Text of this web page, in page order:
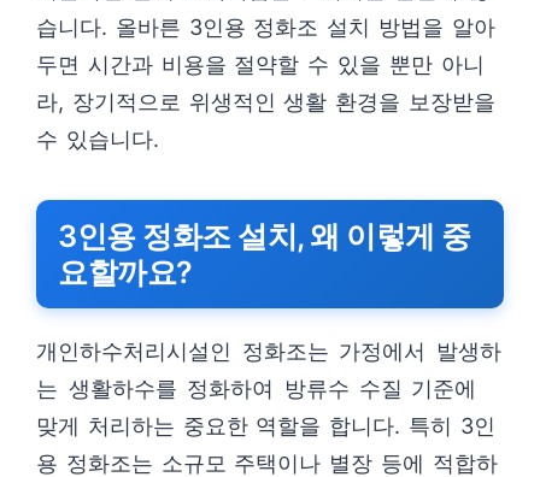
습니다. 올바른 3인용 정화조 설치 방법을 알아
두면 시간과 비용을 절약할 수 있을 뿐만 아니
라, 장기적으로 위생적인 생활 환경을 보장받을
수 있습니다.
3인용 정화조 설치, 왜 이렇게 중
요할까요?
개인하수처리시설인 정화조는 가정에서 발생하
는 생활하수를 정화하여 방류수 수질 기준에
맞게 처리하는 중요한 역할을 합니다. 특히 3인
용 정화조는 소규모 주택이나 별장 등에 적합하